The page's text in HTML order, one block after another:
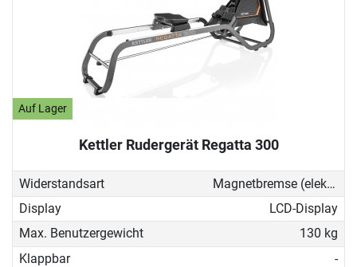
Auf Lager
Kettler Rudergerät Regatta 300
Widerstandsart
Magnetbremse (elektronisch)
Display
LCD-Display
Max. Benutzergewicht
130 kg
Klappbar
-